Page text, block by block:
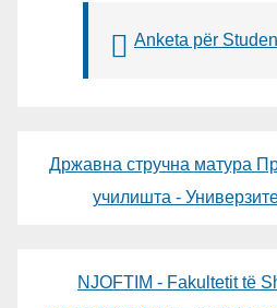
Anketa për
Државна стручна матура
училишта -
NJOFTIM - Fakultetit të